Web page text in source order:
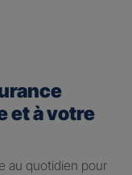
et à votre
au quotidien pour